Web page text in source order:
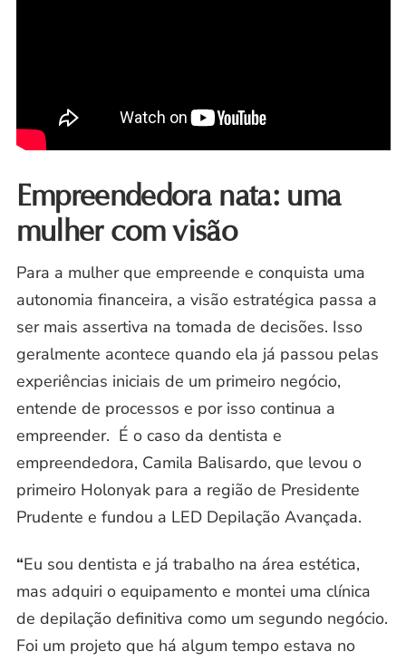
Empreendedora nata: uma
mulher com visão
Para a mulher que empreende e conquista uma
autonomia financeira, a visão estratégica passa a
ser mais assertiva na tomada de decisões. Isso
geralmente acontece quando ela já passou pelas
experiências iniciais de um primeiro negócio,
entende de processos e por isso continua a
empreender. É o caso da dentista e
empreendedora, Camila Balisardo, que levou o
primeiro Holonyak para a região de Presidente
Prudente e fundou a LED Depilação Avançada.
“Eu sou dentista e já trabalho na área estética,
mas adquiri o equipamento e montei uma clínica
de depilação definitiva como um segundo negócio.
Foi um projeto que há algum tempo estava no